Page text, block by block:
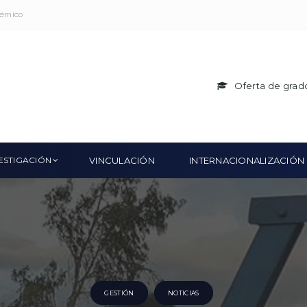
Oferta de
VINCULACIÓN INTERNACIONALIZACIÓN
GESTIÓN NOTICIAS